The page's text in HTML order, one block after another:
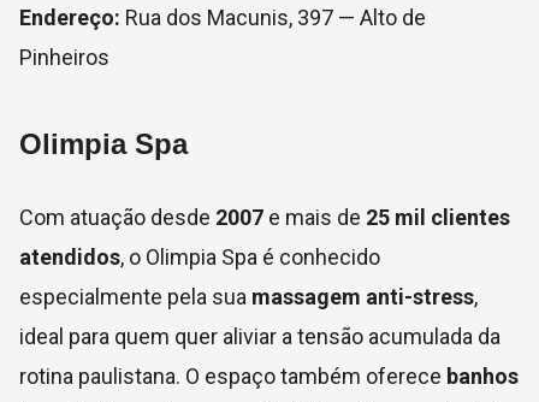
Endereço: Rua dos Macunis, 397 — Alto de
Pinheiros
Olimpia Spa
Com atuação desde 2007 e mais de 25 mil clientes
atendidos, o Olimpia Spa é conhecido
especialmente pela sua massagem anti-stress,
ideal para quem quer aliviar a tensão acumulada da
rotina paulistana. O espaço também oferece banhos